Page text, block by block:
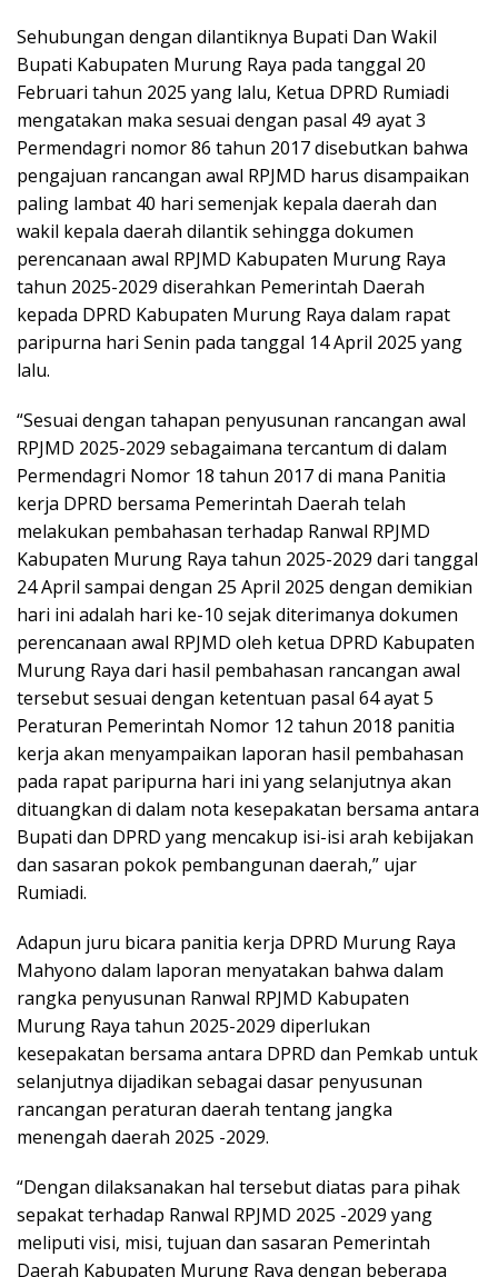
Sehubungan dengan dilantiknya Bupati Dan Wakil
Bupati Kabupaten Murung Raya pada tanggal 20
Februari tahun 2025 yang lalu, Ketua DPRD Rumiadi
mengatakan maka sesuai dengan pasal 49 ayat 3
Permendagri nomor 86 tahun 2017 disebutkan bahwa
pengajuan rancangan awal RPJMD harus disampaikan
paling lambat 40 hari semenjak kepala daerah dan
wakil kepala daerah dilantik sehingga dokumen
perencanaan awal RPJMD Kabupaten Murung Raya
tahun 2025-2029 diserahkan Pemerintah Daerah
kepada DPRD Kabupaten Murung Raya dalam rapat
paripurna hari Senin pada tanggal 14 April 2025 yang
lalu.
“Sesuai dengan tahapan penyusunan rancangan awal
RPJMD 2025-2029 sebagaimana tercantum di dalam
Permendagri Nomor 18 tahun 2017 di mana Panitia
kerja DPRD bersama Pemerintah Daerah telah
melakukan pembahasan terhadap Ranwal RPJMD
Kabupaten Murung Raya tahun 2025-2029 dari tanggal
24 April sampai dengan 25 April 2025 dengan demikian
hari ini adalah hari ke-10 sejak diterimanya dokumen
perencanaan awal RPJMD oleh ketua DPRD Kabupaten
Murung Raya dari hasil pembahasan rancangan awal
tersebut sesuai dengan ketentuan pasal 64 ayat 5
Peraturan Pemerintah Nomor 12 tahun 2018 panitia
kerja akan menyampaikan laporan hasil pembahasan
pada rapat paripurna hari ini yang selanjutnya akan
dituangkan di dalam nota kesepakatan bersama antara
Bupati dan DPRD yang mencakup isi-isi arah kebijakan
dan sasaran pokok pembangunan daerah,” ujar
Rumiadi.
Adapun juru bicara panitia kerja DPRD Murung Raya
Mahyono dalam laporan menyatakan bahwa dalam
rangka penyusunan Ranwal RPJMD Kabupaten
Murung Raya tahun 2025-2029 diperlukan
kesepakatan bersama antara DPRD dan Pemkab untuk
selanjutnya dijadikan sebagai dasar penyusunan
rancangan peraturan daerah tentang jangka
menengah daerah 2025 -2029.
“Dengan dilaksanakan hal tersebut diatas para pihak
sepakat terhadap Ranwal RPJMD 2025 -2029 yang
meliputi visi, misi, tujuan dan sasaran Pemerintah
Daerah Kabupaten Murung Raya dengan beberapa